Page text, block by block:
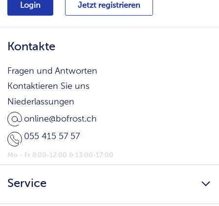
Login Jetzt registrieren
Kontakte
Fragen und Antworten
Kontaktieren Sie uns
Niederlassungen
online@bofrost.ch
055 415 57 57
Mo - Fr 8:00-12:00 & 13:00-17:00
Service